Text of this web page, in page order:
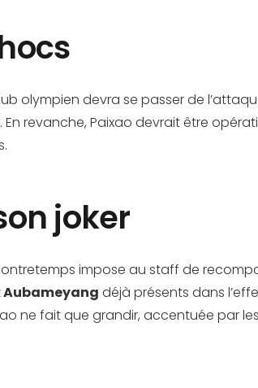
olympien devra se passer de
revanche, Paixao devrait être
joker
impose au staff de
Aubameyang déjà présents dans
ne fait que grandir, accentuée par